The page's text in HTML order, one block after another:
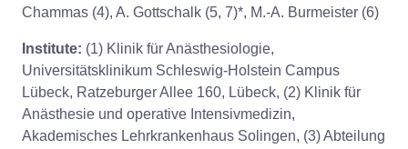
Chammas (4), A. Gottschalk (5, 7)*, M.-A. Burmeister (6)
Institute: (1) Klinik für Anästhesiologie,
Universitätsklinikum Schleswig-Holstein Campus
Lübeck, Ratzeburger Allee 160, Lübeck, (2) Klinik für
Anästhesie und operative Intensivmedizin,
Akademisches Lehrkrankenhaus Solingen, (3) Abteilung